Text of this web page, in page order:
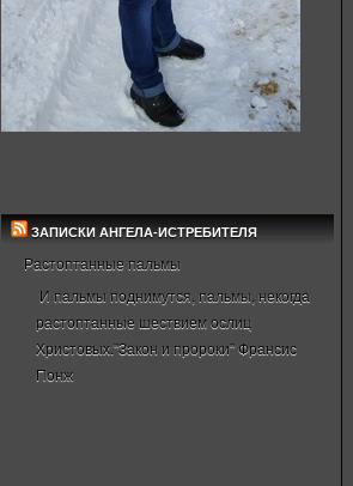
ЗАПИСКИ АНГЕЛА-ИСТРЕБИТЕЛЯ
Растоптанные пальмы
И пальмы поднимутся, пальмы, некогда
растоптанные шествием ослиц
Христовых."Закон и пророки" Франсис
Понж